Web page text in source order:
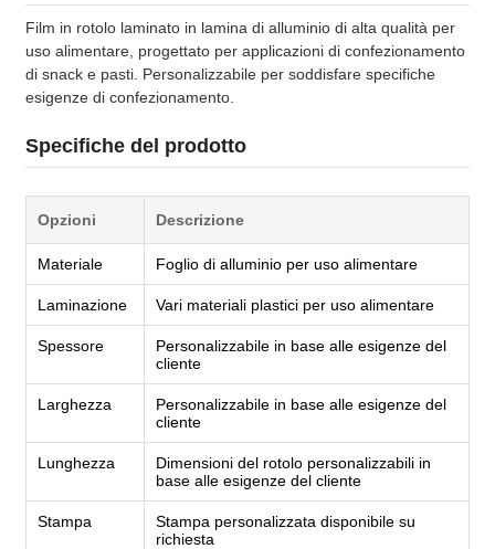
Film in rotolo laminato in lamina di alluminio di alta qualità per
uso alimentare, progettato per applicazioni di confezionamento
di snack e pasti. Personalizzabile per soddisfare specifiche
esigenze di confezionamento.
Specifiche del prodotto
Opzioni Descrizione
Materiale Foglio di alluminio per uso alimentare
Laminazione Vari materiali plastici per uso alimentare
Spessore
Personalizzabile in base alle esigenze del
cliente
Larghezza
Personalizzabile in base alle esigenze del
cliente
Lunghezza
Dimensioni del rotolo personalizzabili in
base alle esigenze del cliente
Stampa
Stampa personalizzata disponibile su
richiesta